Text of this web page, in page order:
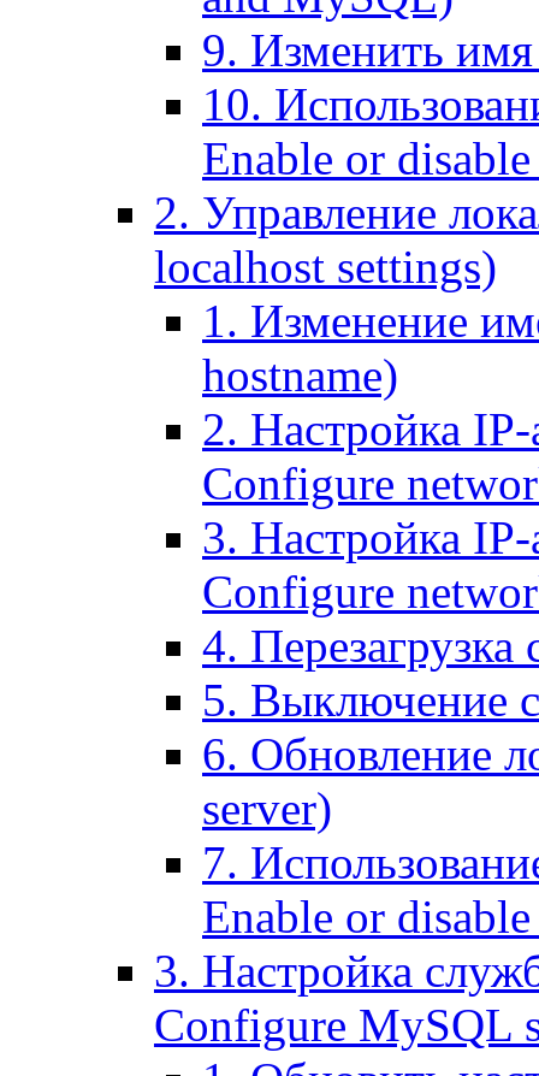
9. Изменить имя
10.
Enable or
2. Управление
localhost settings)
1. Изменение
hostname)
2. Настройка IP-
Configure
3. Настройка
Configure
4. Перезагрузка
5. Выключение
6. Обновление
server)
7.
Enable or
3. Настройка
Configure MySQL